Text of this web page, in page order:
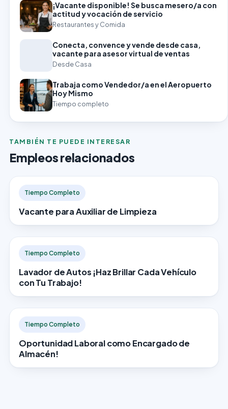
¡Vacante disponible! Se busca mesero/a con
actitud y vocación de servicio
Restaurantes y Comida
Conecta, convence y vende desde casa,
vacante para asesor virtual de ventas
Desde Casa
Trabaja como Vendedor/a en el Aeropuerto
Hoy Mismo
Tiempo completo
TAMBIÉN TE PUEDE INTERESAR
Empleos relacionados
Tiempo Completo
Vacante para Auxiliar de Limpieza
Tiempo Completo
Lavador de Autos ¡Haz Brillar Cada Vehículo
con Tu Trabajo!
Tiempo Completo
Oportunidad Laboral como Encargado de
Almacén!